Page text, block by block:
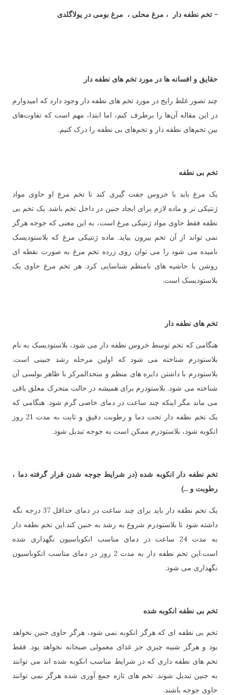
- تخم نطفه دار ، مرغ محلی ، مرغ بومی در یولاگلدی
حقایق و افسانه ها در مورد تخم های نطفه دار
چند تصور غلط رایج در مورد تخم های نطفه دار وجود دارد که امیدوارم
در این مقاله آن‌ها را برطرف کنم، اما ابتدا، مهم است که تفاوت‌های
بین تخم‌های نطفه دار و تخم‌های بی نطفه را درک کنیم.
تخم بی نطفه
یک مرغ باید با خروس جفت گیری کند تا تخم مرغ او حاوی مواد
ژنتیکی نر و ماده لازم برای ایجاد جنین در داخل تخم باشد. یک تخم بی
نطفه فقط حاوی مواد ژنتیکی مرغ است، به این معنی که جوجه هرگز
نمی تواند از آن تخم بیرون بیاید. ماده ژنتیکی مرغ که بلاستودیسک
نامیده می شود را می توان روی زرده تخم مرغ به صورت نقطه ای
روشن با حاشیه های نامنظم شناسایی کرد. هر تخم مرغ حاوی یک
بلاستودیسک است.
تخم های نطفه دار
هنگامی که تخم توسط خروس نطفه دار می شود، بلاستودیسک به نام
بلاستودرم شناخته می شود که اولین مرحله رشد جنینی است.
بلاستودرم با داشتن دایره های منظم و متحدالمرکز با ظاهر بولسی آن
شناخته می شود. بلاستودرم برای همیشه در حالت متحرک معلق باقی
می ماند مگر اینکه چند ساعت در دمای خاصی گرم شود. هنگامی که
یک تخم نطفه دار تحت دما و رطوبت دقیق و ثابت به مدت 21 روز
انکوبه شود، بلاستودرم ممکن است به جوجه تبدیل شود.
تخم نطفه دار انکوبه شده (در شرایط جوجه شدن قرار گرفته دما ،
رطوبت و ...)
یک تخم نطفه دار باید برای چند ساعت در دمای حداقل 37 درجه نگه
داشته شود تا بلاستودرم شروع به رشد به جنین کند.این تخم نطفه دار
به مدت 24 ساعت در دمای مناسب انکوباسیون نگهداری شده
است.این تخم نطفه دار به مدت 2 روز در دمای مناسب انکوباسیون
نگهداری می شود.
تخم بی نطفه انکوبه شده
تخم بی نطفه ای که هرگز انکوبه نمی شود، هرگز حاوی جنین نخواهد
بود و هرگز شبیه چیزی جز غذای معمولی صبحانه نخواهد بود. فقط
تخم های نطفه داری که در شرایط مناسب انکوبه شده اند می توانند
به جنین تبدیل شوند. تخم های تازه جمع آوری شده هرگز نمی توانند
حاوی جوجه باشند.